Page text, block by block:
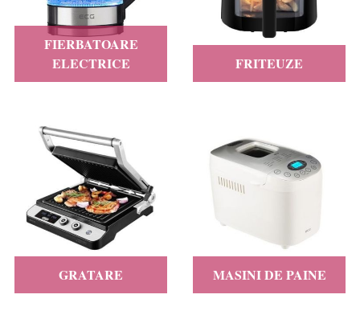
FIERBATOARE
ELECTRICE
FRITEUZE
GRATARE MASINI DE PAINE